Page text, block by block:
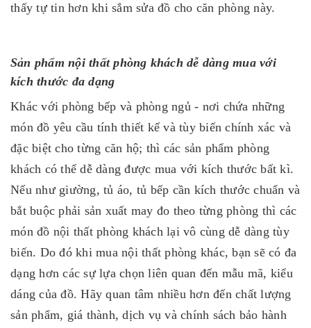
thấy tự tin hơn khi sắm sửa đồ cho căn phòng này.
Sản phẩm nội thất phòng khách dễ dàng mua với
kích thước đa dạng
Khác với phòng bếp và phòng ngủ - nơi chứa những
món đồ yêu cầu tính thiết kế và tùy biến chính xác và
đặc biệt cho từng căn hộ; thì các sản phẩm phòng
khách có thể dễ dàng được mua với kích thước bất kì.
Nếu như giường, tủ áo, tủ bếp cần kích thước chuẩn và
bắt buộc phải sản xuất may đo theo từng phòng thì các
món đồ nội thất phòng khách lại vô cùng dễ dàng tùy
biến. Do đó khi mua nội thất phòng khác, bạn sẽ có đa
dạng hơn các sự lựa chọn liên quan đến mẫu mã, kiểu
dáng của đồ. Hãy quan tâm nhiều hơn đến chất lượng
sản phẩm, giá thành, dịch vụ và chính sách bảo hành